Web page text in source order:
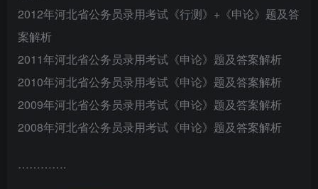
2012年河北省公务员录用考试《行测》+《申论》题及答
案解析
2011年河北省公务员录用考试《申论》题及答案解析
2010年河北省公务员录用考试《申论》题及答案解析
2009年河北省公务员录用考试《申论》题及答案解析
2008年河北省公务员录用考试《申论》题及答案解析
………….